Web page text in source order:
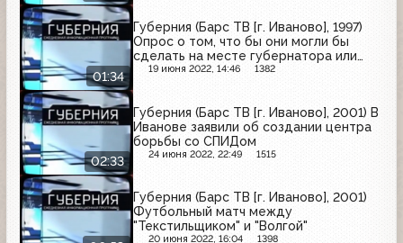
01:34
Губерния (Барс ТВ [г. Иваново], 1997)
Опрос о том, что бы они могли бы
сделать на месте губернатора или
мэра?
19 июня 2022, 14:46 1382
02:33
Губерния (Барс ТВ [г. Иваново], 2001) В
Иванове заявили об создании центра
борьбы со СПИДом
24 июня 2022, 22:49 1515
Губерния (Барс ТВ [г. Иваново], 2001)
Футбольный матч между
"Текстильщиком" и "Волгой"
20 июня 2022, 16:04 1398